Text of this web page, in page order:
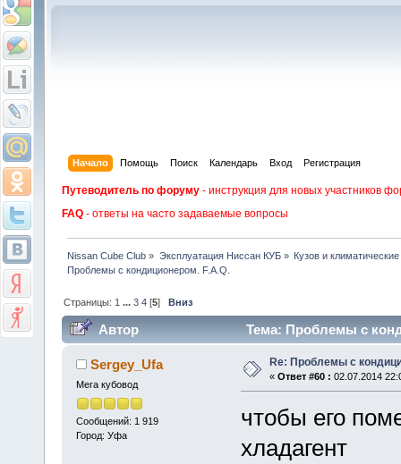
Начало Помощь Поиск Календарь Вход Регистрация
Путеводитель по форуму - инструкция для новых участников
FAQ - ответы на часто задаваемые вопросы
Nissan Cube Club » Эксплуатация Ниссан КУБ» Кузов и
Проблемы с кондиционером. F.A.Q.
Страницы: 1 ...3 4 [5]Вниз
Автор Тема: Проблемы с
Sergey_Ufa
Мега кубовод
Сообщений: 1 919
Город: Уфа
Re: Проблемы с
« Ответ #60 : 02.07.2014
чтобы его
хладагент